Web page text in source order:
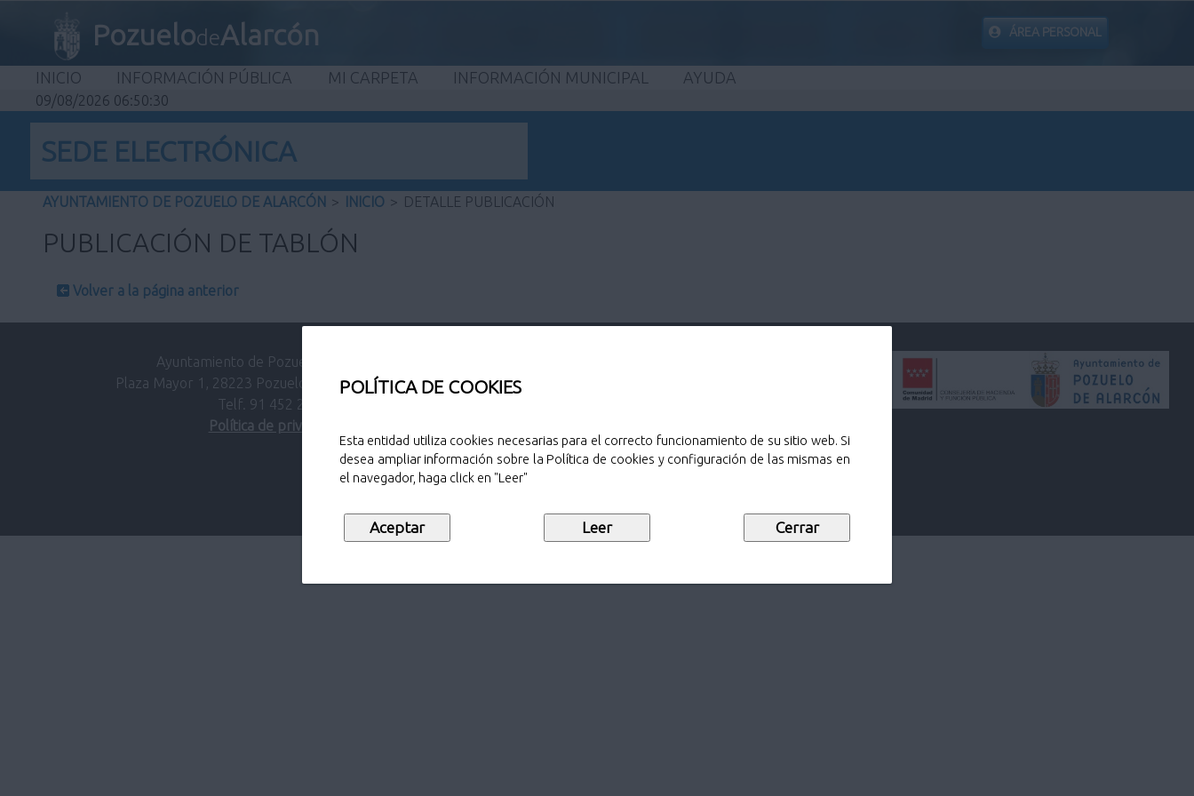
POLÍTICA DE COOKIES
Esta entidad utiliza cookies necesarias para el correcto funcionamiento de su sitio web. Si
desea ampliar información sobre la Política de cookies y configuración de las mismas en
el navegador, haga click en "Leer"
PozuelodeAlarcón ÁREA PERSONAL
INICIO INFORMACIÓN PÚBLICA MI CARPETA INFORMACIÓN MUNICIPAL AYUDA
09/08/2026 06:50:30
SEDE ELECTRÓNICA
AYUNTAMIENTO DE POZUELO DE ALARCÓN > INICIO > DETALLE PUBLICACIÓN
PUBLICACIÓN DE TABLÓN
Volver a la página anterior
Ayuntamiento de Pozuelo de Alarcón.
Plaza Mayor 1, 28223 Pozuelo de Alarcón (Madrid)
Telf. 91 452 27 00
Política de privacidad